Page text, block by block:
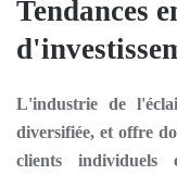
Tendances
L'industrie de
diversifiée, et offre
clients individuels